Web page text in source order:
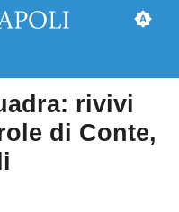
rivivi
di Conte,